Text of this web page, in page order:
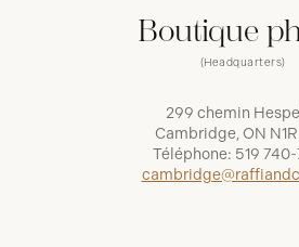
Boutique
(Headquarters)
299 chemin
Cambridge, ON
Téléphone: 519